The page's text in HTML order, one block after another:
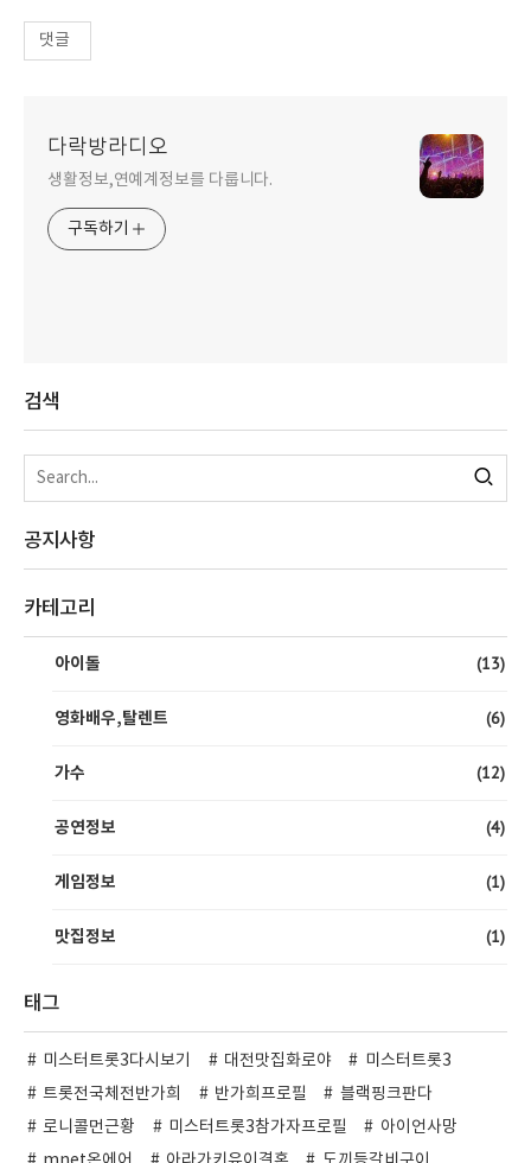
댓글
다락방라디오
생활정보,연예계정보를 다룹니다.
구독하기
검색
공지사항
카테고리
아이돌 (13)
영화배우,탈렌트 (6)
가수 (12)
공연정보 (4)
게임정보 (1)
맛집정보 (1)
태그
미스터트롯3다시보기 대전맛집화로야
미스터트롯3
트롯전국체전반가희
반가희프로필
블랙핑크판다
로니콜먼근황
미스터트롯3참가자프로필
아이언사망